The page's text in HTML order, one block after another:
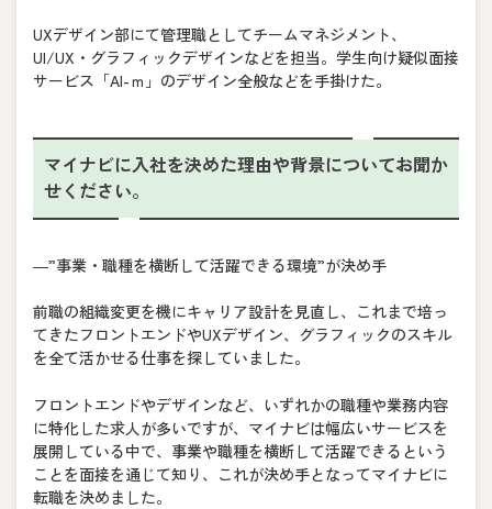
UXデザイン部にて管理職としてチームマネジメント、
UI/UX・グラフィックデザインなどを担当。学生向け疑似面接
サービス「AI-ｍ」のデザイン全般などを手掛けた。
マイナビに入社を決めた理由や背景についてお聞か
せください。
―”事業・職種を横断して活躍できる環境”が決め手
前職の組織変更を機にキャリア設計を見直し、これまで培っ
てきたフロントエンドやUXデザイン、グラフィックのスキル
を全て活かせる仕事を探していました。
フロントエンドやデザインなど、いずれかの職種や業務内容
に特化した求人が多いですが、マイナビは幅広いサービスを
展開している中で、事業や職種を横断して活躍できるという
ことを面接を通じて知り、これが決め手となってマイナビに
転職を決めました。